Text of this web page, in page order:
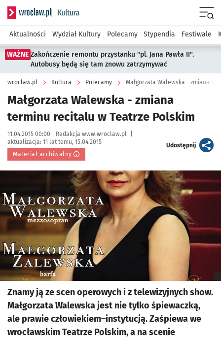
Serwis informacyjny wroclaw.pl podserwis: Kultura
Aktualności Wydział Kultury Polecamy Stypendia Festiwale
WAŻNE Zakończenie remontu przystanku "pl. Jana Pawła II".
Autobusy będą się tam znowu zatrzymywać
wroclaw.pl Kultura Polecamy Małgorzata Walewska - zmiana
Małgorzata Walewska - zmiana
terminu recitalu w Teatrze Polskim
Data publikacji:
11.04.2015 00:00 | Autor:
Redakcja www.wroclaw.pl
aktualizacja: 11 lat temu, 15.04.2015
Materiał archiwalny
Udostępnijartykuł
Kliknij, aby powiększyć
Znamy ją ze scen operowych i z telewizyjnych show.
Małgorzata Walewska jest nie tylko śpiewaczką,
ale prawie człowiekiem–instytucją. Zaśpiewa we
wrocławskim Teatrze Polskim, a na scenie